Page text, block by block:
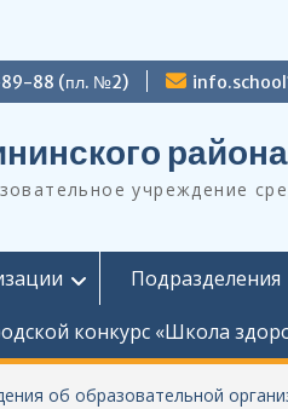
88 (пл. №2)
района
учреждение
Подразделения
конкурс «Школа
об образовательной